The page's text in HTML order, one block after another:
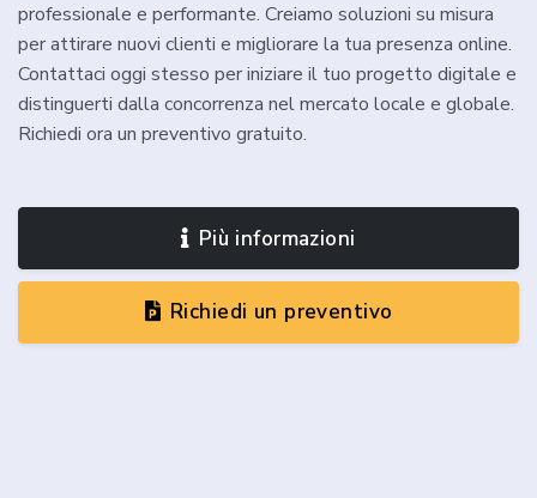
professionale e performante. Creiamo soluzioni su misura
per attirare nuovi clienti e migliorare la tua presenza online.
Contattaci oggi stesso per iniziare il tuo progetto digitale e
distinguerti dalla concorrenza nel mercato locale e globale.
Richiedi ora un preventivo gratuito.
Più informazioni
Richiedi un preventivo